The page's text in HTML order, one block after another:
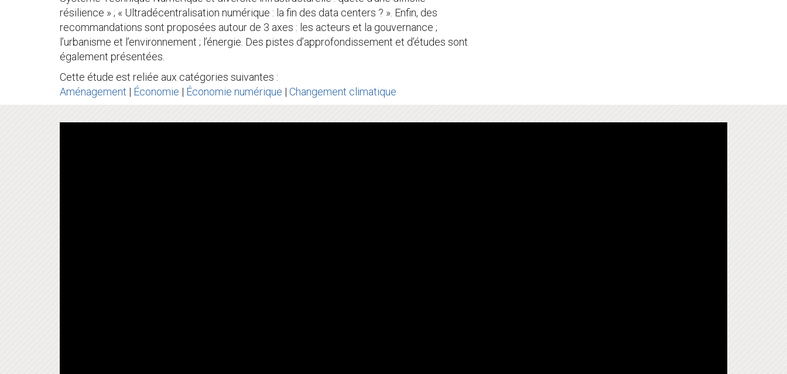
résilience » ; « Ultradécentralisation numérique : la fin des data centers ? ». Enfin, des
recommandations sont proposées autour de 3 axes : les acteurs et la gouvernance ;
l’urbanisme et l’environnement ; l’énergie. Des pistes d’approfondissement et d’études sont
également présentées.
Cette étude est reliée aux catégories suivantes :
Aménagement | Économie | Économie numérique | Changement climatique